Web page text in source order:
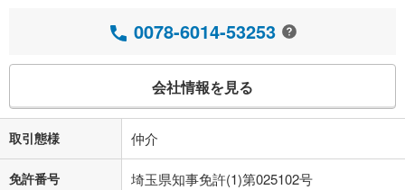
0078-6014-53253
会社情報を見る
取引態様 仲介
免許番号 埼玉県知事免許(1)第025102号